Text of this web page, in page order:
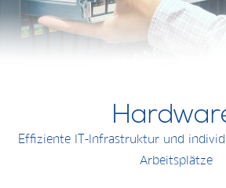
Effiziente IT-Infrastruktur und
Arbeitsplätze ​